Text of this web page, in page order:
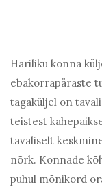
Hariliku konna
ebakorrapäraste
tagaküljel on
teistest
tavaliselt
nõrk. Konnade
puhul mõnikord